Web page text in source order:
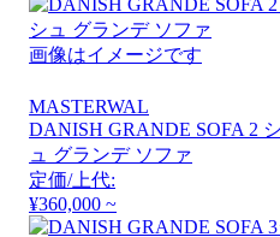
画像はイメージです
MASTERWAL
DANISH GRANDE SOFA 2
ュ グランデ ソファ
定価/上代:
¥360,000 ~